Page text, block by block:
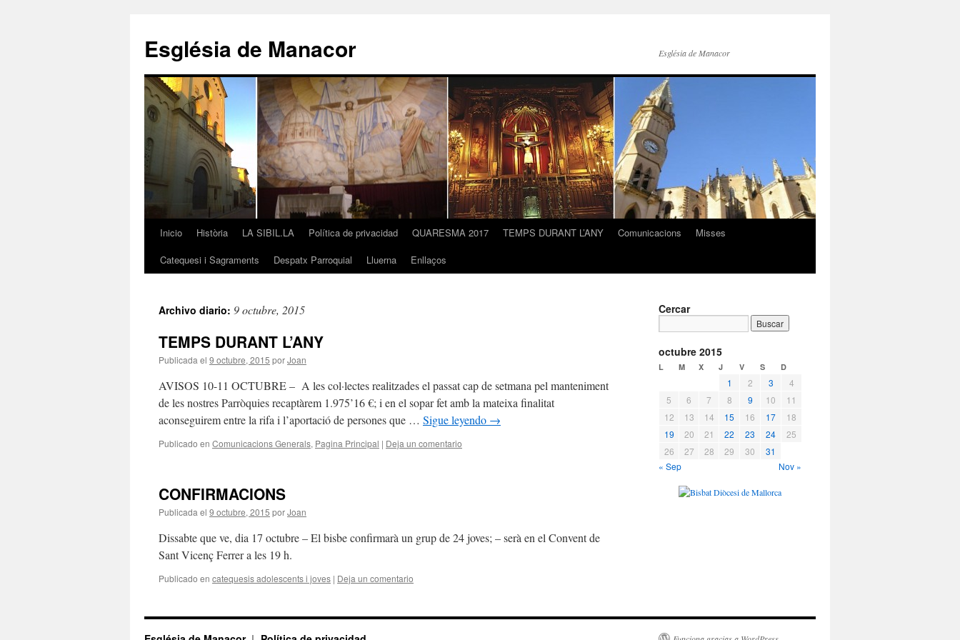
contenido
Església de Manacor Església de Manacor
Inicio Història LA SIBIL.LA Política de privacidad QUARESMA 2017 TEMPS DURANT L’ANY Comunicacions
Misses
Catequesi i Sagraments
Despatx Parroquial Lluerna Enllaços
Archivo diario: 9 octubre, 2015
TEMPS DURANT L’ANY
Publicada el 9 octubre, 2015 porJoan
AVISOS 10-11 OCTUBRE – A les col·lectes realitzades el passat cap de setmana pel manteniment
de les nostres Parròquies recaptàrem 1.975’16 €; i en el sopar fet amb la mateixa finalitat
aconseguirem entre la rifa i l’aportació de persones que … Sigue leyendo →
Publicado en Comunicacions Generals, Pagina Principal | Deja un comentario
CONFIRMACIONS
Publicada el 9 octubre, 2015 porJoan
Dissabte que ve, dia 17 octubre – El bisbe confirmarà un grup de 24 joves; – serà en el Convent de
Sant Vicenç Ferrer a les 19 h.
Publicado en catequesis adolescents i joves | Deja un comentario
Cercar
octubre 2015
L M X J V S D
1 2 3
4
5
6 7 8 9 10
11
12
13 14 15 16 17
18
19
20 21 22 23 24
25
26
27 28 29 30
31
« Sep
Nov »